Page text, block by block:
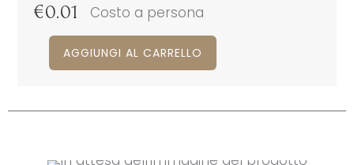
€0.01 Costo a persona
AGGIUNGI AL CARRELLO